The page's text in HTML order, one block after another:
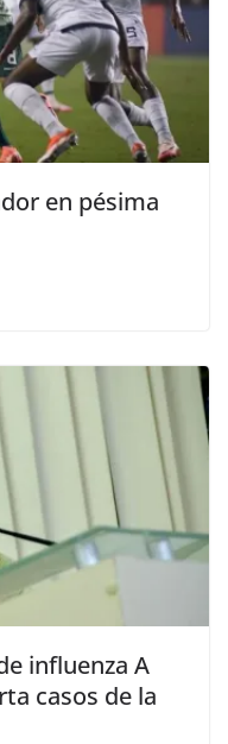
en pésima
influenza A
casos de la